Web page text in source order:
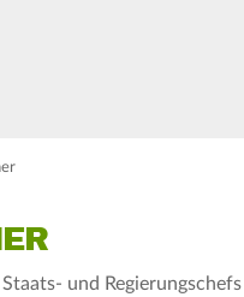
und Regierungschefs